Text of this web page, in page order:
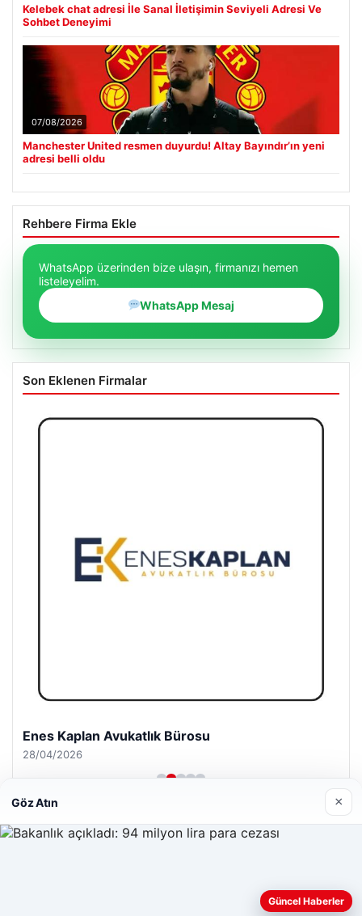
Kelebek chat adresi İle Sanal İletişimin Seviyeli Adresi Ve
Sohbet Deneyimi
07/08/2026
Manchester United resmen duyurdu! Altay Bayındır’ın yeni
adresi belli oldu
Rehbere Firma Ekle
WhatsApp üzerinden bize ulaşın, firmanızı hemen
listeleyelim.
WhatsApp Mesaj
Son Eklenen Firmalar
Enes Kaplan Avukatlık Bürosu
28/04/2026
Web sitemizi nasıl kullandığınızı daha iyi anlayabilmek,
deneyiminizi kişiselleştirmek ve geliştirmek amacıyla çerezler
Göz Atın ×
Güncel Haberler